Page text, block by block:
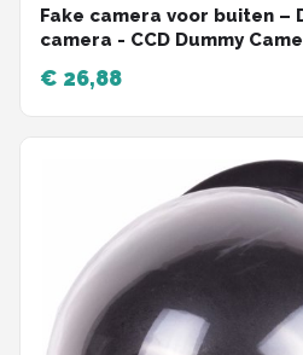
Fake camera voor buiten –
camera - CCD Dummy
Beveiligingscamera -
Nep Security Cam met
indicator voor binnen en
2STUKS
€ 26,88